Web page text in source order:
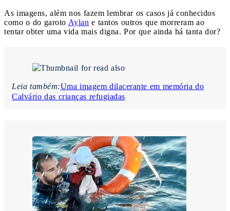
As imagens, além nos fazem lembrar os casos já conhecidos
como o do garoto Aylan e tantos outros que morreram ao
tentar obter uma vida mais digna. Por que ainda há tanta dor?
Leia também:Uma imagem dilacerante em memória do
Calvário das crianças refugiadas